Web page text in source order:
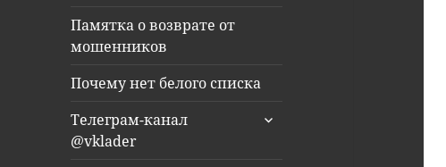
Памятка о возврате от
мошенников
Почему нет белого списка
Телеграм-канал
@vklader
раскрыть